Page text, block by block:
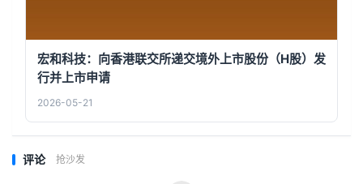
宏和科技：向香港联交所递交境外上市股份（H股）发
行并上市申请
2026-05-21
评论 抢沙发